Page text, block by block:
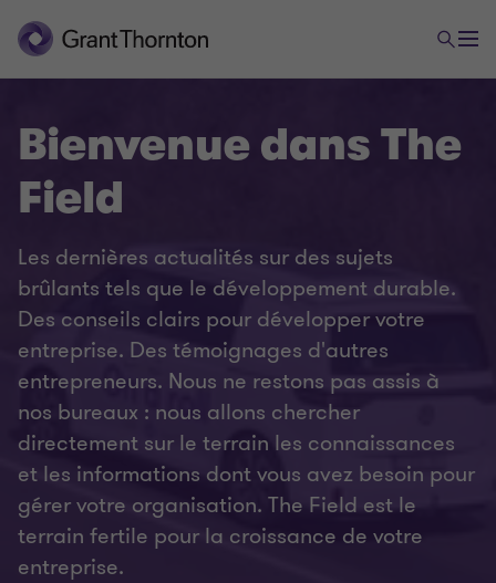
Bienvenue dans The
Field
Les dernières actualités sur des sujets
brûlants tels que le développement durable.
Des conseils clairs pour développer votre
entreprise. Des témoignages d'autres
entrepreneurs. Nous ne restons pas assis à
nos bureaux : nous allons chercher
directement sur le terrain les connaissances
et les informations dont vous avez besoin pour
gérer votre organisation. The Field est le
terrain fertile pour la croissance de votre
entreprise.